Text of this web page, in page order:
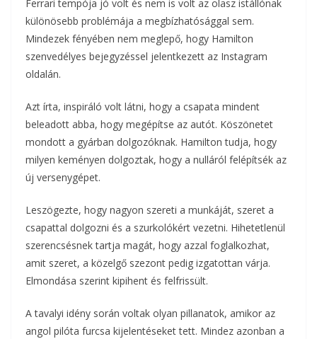
Ferrari tempója jó volt és nem is volt az olasz istállónak
különösebb problémája a megbízhatósággal sem.
Mindezek fényében nem meglepő, hogy Hamilton
szenvedélyes bejegyzéssel jelentkezett az Instagram
oldalán.
Azt írta, inspiráló volt látni, hogy a csapata mindent
beleadott abba, hogy megépítse az autót. Köszönetet
mondott a gyárban dolgozóknak. Hamilton tudja, hogy
milyen keményen dolgoztak, hogy a nulláról felépítsék az
új versenygépet.
Leszögezte, hogy nagyon szereti a munkáját, szeret a
csapattal dolgozni és a szurkolókért vezetni. Hihetetlenül
szerencsésnek tartja magát, hogy azzal foglalkozhat,
amit szeret, a közelgő szezont pedig izgatottan várja.
Elmondása szerint kipihent és felfrissült.
A tavalyi idény során voltak olyan pillanatok, amikor az
angol pilóta furcsa kijelentéseket tett. Mindez azonban a